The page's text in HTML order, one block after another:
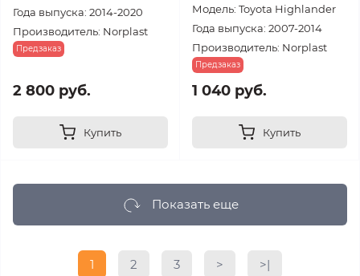
Года выпуска: 2014-2020
Производитель: Norplast
Предзаказ
2 800 руб.
Купить
Модель: Toyota Highlander
Года выпуска: 2007-2014
Производитель: Norplast
Предзаказ
1 040 руб.
Купить
Показать еще
1 2 3 > >|